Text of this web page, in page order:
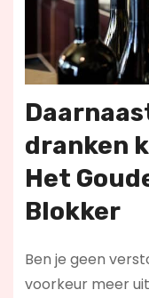
dranken
Het
Blokker
Ben je geen
voorkeur meer